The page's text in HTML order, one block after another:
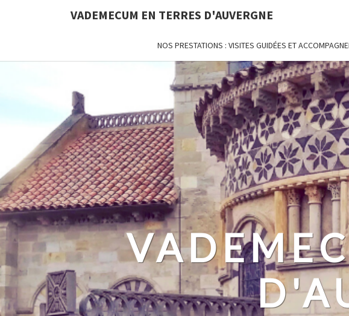
VADEMECUM EN TERRES D'AUVERGNE
NOS PRESTATIONS : VISITES GUIDÉES ET